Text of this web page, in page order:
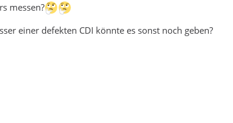
messen?
einer defekten CDI könnte es sonst noch geben?